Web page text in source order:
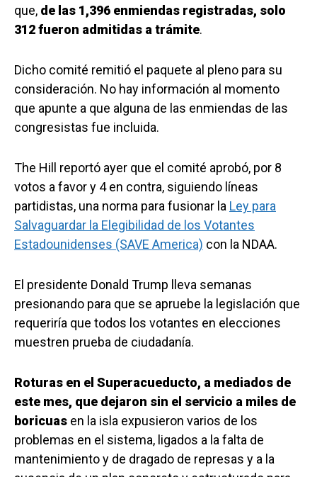
que, de las 1,396 enmiendas registradas, solo
312 fueron admitidas a trámite.
Dicho comité remitió el paquete al pleno para su
consideración. No hay información al momento
que apunte a que alguna de las enmiendas de las
congresistas fue incluida.
The Hill reportó ayer que el comité aprobó, por 8
votos a favor y 4 en contra, siguiendo líneas
partidistas, una norma para fusionar la Ley para
Salvaguardar la Elegibilidad de los Votantes
Estadounidenses (SAVE America) con la NDAA.
El presidente Donald Trump lleva semanas
presionando para que se apruebe la legislación que
requeriría que todos los votantes en elecciones
muestren prueba de ciudadanía.
Roturas en el Superacueducto, a mediados de
este mes, que dejaron sin el servicio a miles de
boricuas en la isla expusieron varios de los
problemas en el sistema, ligados a la falta de
mantenimiento y de dragado de represas y a la